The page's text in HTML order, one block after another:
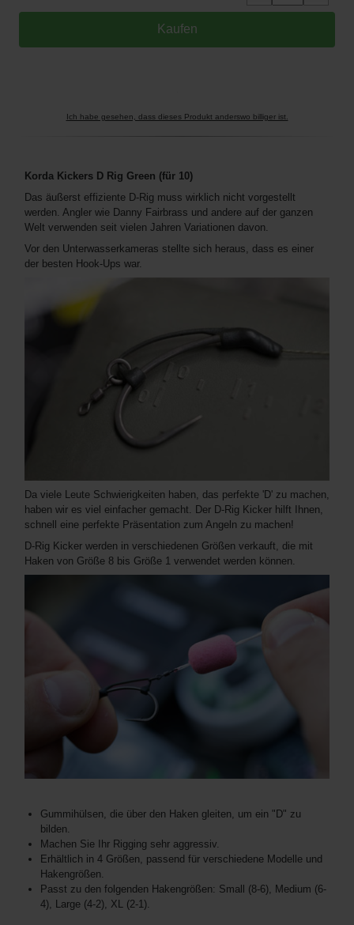
Ich habe gesehen, dass dieses Produkt anderswo billiger ist.
Korda Kickers D Rig Green (für 10)
Das äußerst effiziente D-Rig muss wirklich nicht vorgestellt
werden. Angler wie Danny Fairbrass und andere auf der ganzen
Welt verwenden seit vielen Jahren Variationen davon.
Vor den Unterwasserkameras stellte sich heraus, dass es einer
der besten Hook-Ups war.
Da viele Leute Schwierigkeiten haben, das perfekte 'D' zu machen,
haben wir es viel einfacher gemacht. Der D-Rig Kicker hilft Ihnen,
schnell eine perfekte Präsentation zum Angeln zu machen!
D-Rig Kicker werden in verschiedenen Größen verkauft, die mit
Haken von Größe 8 bis Größe 1 verwendet werden können.
Gummihülsen, die über den Haken gleiten, um ein "D" zu
bilden.
Machen Sie Ihr Rigging sehr aggressiv.
Erhältlich in 4 Größen, passend für verschiedene Modelle und
Hakengrößen.
Passt zu den folgenden Hakengrößen: Small (8-6), Medium (6-
4), Large (4-2), XL (2-1).